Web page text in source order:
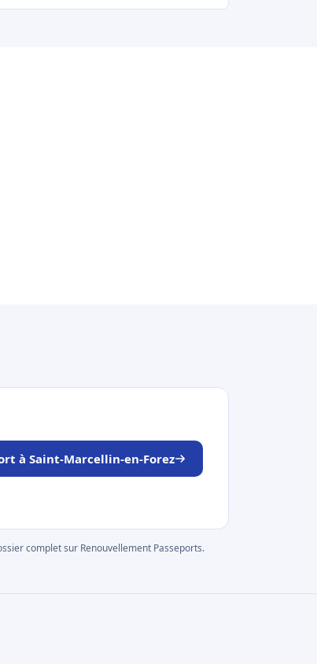
à Saint-Marcellin-en-Forez
complet sur Renouvellement Passeports.